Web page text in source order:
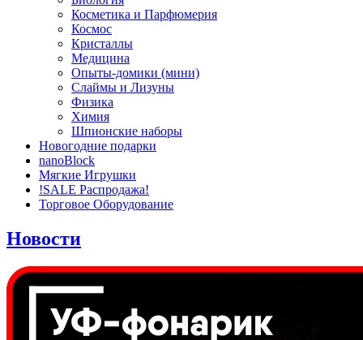
Косметика и Парфюмерия
Космос
Кристаллы
Медицина
Опыты-домики (мини)
Слаймы и Лизуны
Физика
Химия
Шпионские наборы
Новогодние подарки
nanoBlock
Мягкие Игрушки
!SALE Распродажа!
Торговое Оборудование
Новости